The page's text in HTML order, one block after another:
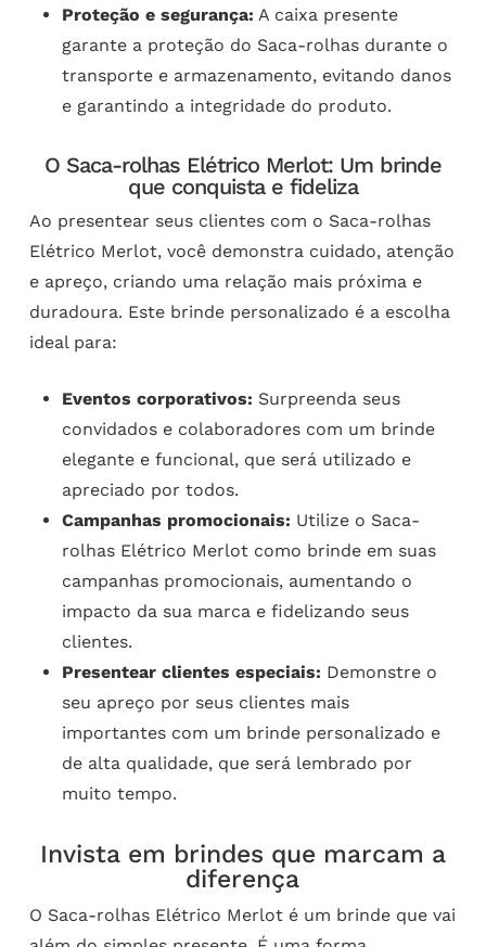
Proteção e segurança: A caixa presente
garante a proteção do Saca-rolhas durante o
transporte e armazenamento, evitando danos
e garantindo a integridade do produto.
O Saca-rolhas Elétrico Merlot: Um brinde
que conquista e fideliza
Ao presentear seus clientes com o Saca-rolhas
Elétrico Merlot, você demonstra cuidado, atenção
e apreço, criando uma relação mais próxima e
duradoura. Este brinde personalizado é a escolha
ideal para:
Eventos corporativos: Surpreenda seus
convidados e colaboradores com um brinde
elegante e funcional, que será utilizado e
apreciado por todos.
Campanhas promocionais: Utilize o Saca-
rolhas Elétrico Merlot como brinde em suas
campanhas promocionais, aumentando o
impacto da sua marca e fidelizando seus
clientes.
Presentear clientes especiais: Demonstre o
seu apreço por seus clientes mais
importantes com um brinde personalizado e
de alta qualidade, que será lembrado por
muito tempo.
Invista em brindes que marcam a
diferença
O Saca-rolhas Elétrico Merlot é um brinde que vai